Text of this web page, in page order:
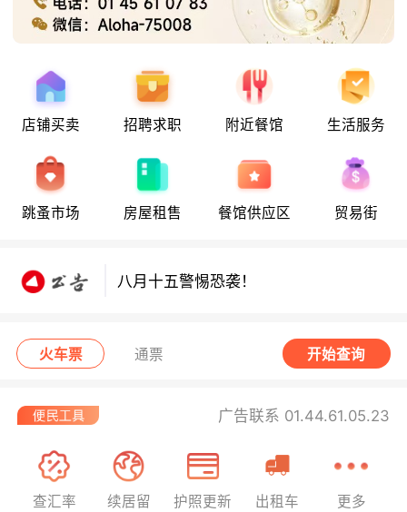
店铺买卖 招聘求职 附近餐馆 生活服务
跳蚤市场 房屋租售 餐馆供应区 贸易街
八月十五警惕恐袭！
八月十五警惕恐袭！
火车票 通票 开始查询
广告联系 01.44.61.05.23
查汇率 续居留 护照更新 出租车 更多